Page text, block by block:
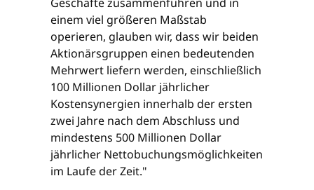
einem viel größeren Maßstab
operieren, glauben wir, dass wir beiden
Aktionärsgruppen einen bedeutenden
Mehrwert liefern werden, einschließlich
100 Millionen Dollar jährlicher
Kostensynergien innerhalb der ersten
zwei Jahre nach dem Abschluss und
mindestens 500 Millionen Dollar
jährlicher Nettobuchungsmöglichkeiten
im Laufe der Zeit."